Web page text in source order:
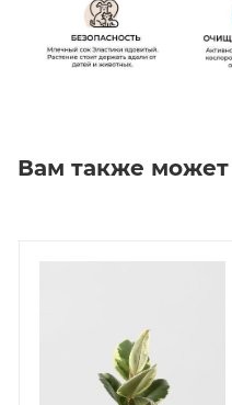
Вам также может